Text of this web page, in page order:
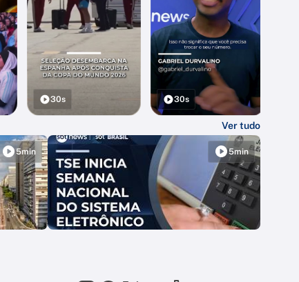
30s 30s
Ver tudo
5min 5min